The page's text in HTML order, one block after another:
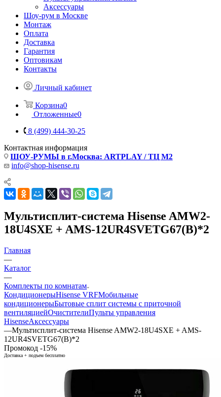
Аксессуары
Шоу-рум в Москве
Монтаж
Оплата
Доставка
Гарантия
Оптовикам
Контакты
Личный кабинет
Корзина0
Отложенные0
8 (499) 444-30-25
Контактная информация
ШОУ-РУМЫ в г.Москва: ARTPLAY / ТЦ М2
info@shop-hisense.ru
Мультисплит-система Hisense AMW2-
18U4SXE + AMS-12UR4SVETG67(B)*2
Главная
—
Каталог
—
Комплекты по комнатам
КондиционерыHisense VRFМобильные
кондиционерыБытовые сплит системы с приточной
вентиляциейОчистителиПульты управления
HisenseАксессуары
—Мультисплит-система Hisense AMW2-18U4SXE + AMS-
12UR4SVETG67(B)*2
Промокод -15%
Доставка + подъем бесплатно